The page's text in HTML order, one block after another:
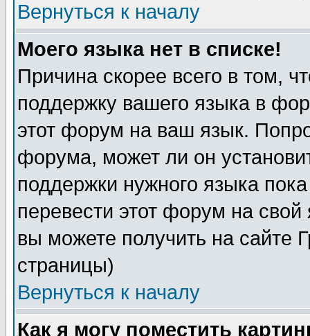
Вернуться к началу
Моего языка нет в списке!
Причина скорее всего в том,
поддержку вашего языка в
этот форум на ваш язык.
форума, может ли он
поддержки нужного языка
перевести этот форум на
вы можете получить на сайте
страницы)
Вернуться к началу
Как я могу поместить